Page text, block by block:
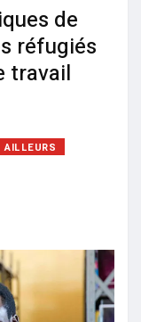
de
réfugiés
travail
AILLEURS